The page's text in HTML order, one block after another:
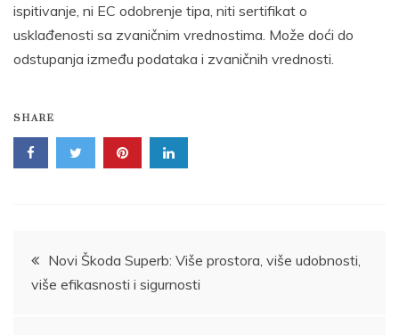
ispitivanje, ni EC odobrenje tipa, niti sertifikat o
usklađenosti sa zvaničnim vrednostima. Može doći do
odstupanja između podataka i zvaničnih vrednosti.
SHARE
Post
navigation
Novi Škoda Superb: Više prostora, više udobnosti,
više efikasnosti i sigurnosti